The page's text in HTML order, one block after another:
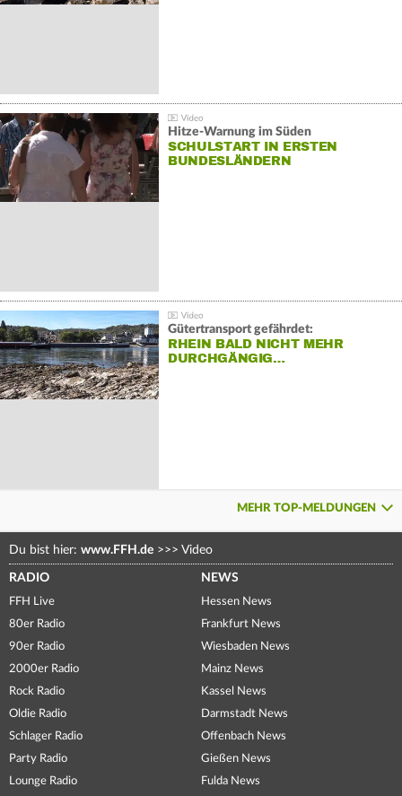
Hitze-Warnung im Süden
SCHULSTART IN ERSTEN
BUNDESLÄNDERN
Gütertransport gefährdet:
RHEIN BALD NICHT MEHR
DURCHGÄNGIG…
MEHR TOP-MELDUNGEN
Du bist hier: www.FFH.de >>> Video
RADIO
FFH Live
80er Radio
90er Radio
2000er Radio
Rock Radio
Oldie Radio
Schlager Radio
Party Radio
Lounge Radio
NEWS
Hessen News
Frankfurt News
Wiesbaden News
Mainz News
Kassel News
Darmstadt News
Offenbach News
Gießen News
Fulda News